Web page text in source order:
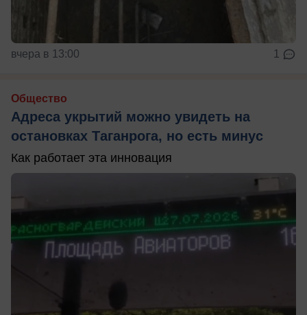
вчера в 13:00 1
Общество
Адреса укрытий можно увидеть на
остановках Таганрога, но есть минус
Как работает эта инновация